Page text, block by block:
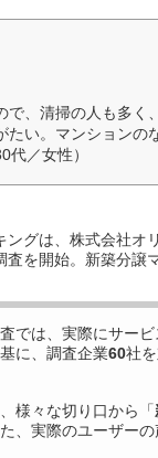
で、清掃の人も多く
たい。マンションの
代／女性）
ングは、株式会社オ
査を開始。新築分譲
では、実際にサービ
に、調査企業60社
様々な切り口から「
、実際のユーザーの